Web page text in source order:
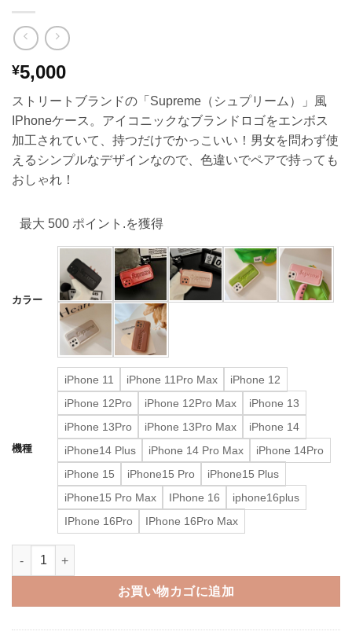
¥5,000
ストリートブランドの「Supreme（シュプリーム）」風
IPhoneケース。アイコニックなブランドロゴをエンボス
加工されていて、持つだけでかっこいい！男女を問わず使
えるシンプルなデザインなので、色違いでペアで持っても
おしゃれ！
最大 500 ポイント.を獲得
カラー
機種
iPhone 11 iPhone 11Pro Max
iPhone 12
iPhone 12Pro
iPhone 12Pro Max
iPhone 13
iPhone 13Pro
iPhone 13Pro Max
iPhone 14
iPhone14 Plus
iPhone 14 Pro Max
iPhone 14Pro
iPhone 15
iPhone15 Pro
iPhone15 Plus
iPhone15 Pro Max
IPhone 16
iphone16plus
IPhone 16Pro
IPhone 16Pro Max
supreme iphone16/15pro max ケース シュプリーム スマホケー
お買い物カゴに追加